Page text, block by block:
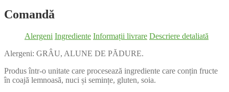
Comandă
Alergeni Ingrediente Informații livrare Descriere detaliată
Alergeni: GRÂU, ALUNE DE PĂDURE.
Produs într-o unitate care procesează ingrediente care conțin fructe
în coajă lemnoasă, nuci și semințe, gluten, soia.